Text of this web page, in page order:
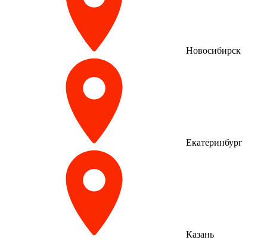
Новосибирск
Екатеринбург
Казань